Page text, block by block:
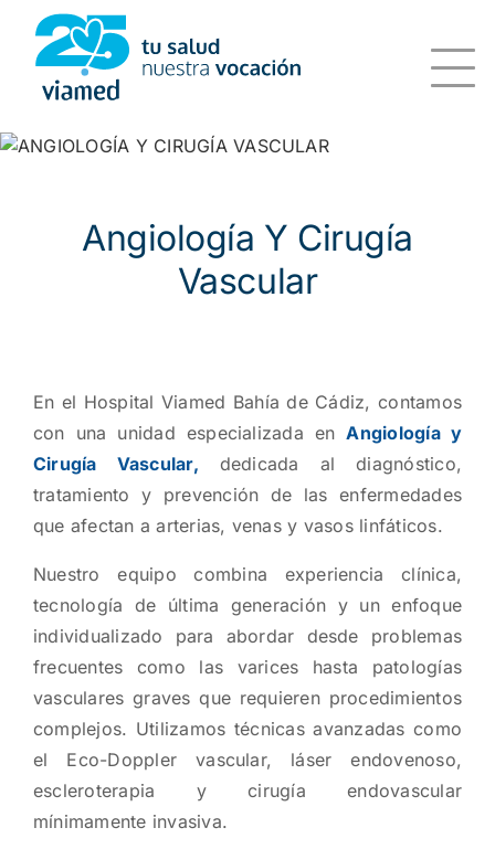
Saltar
contenido
Angiología Y Cirugía
Vascular
En el Hospital Viamed Bahía de Cádiz, contamos
con una unidad especializada enAngiología y
Cirugía Vascular, dedicada al diagnóstico,
tratamiento y prevención de las enfermedades
que afectan a arterias, venas y vasos linfáticos.
Nuestro equipo combina experiencia clínica,
tecnología de última generación y un enfoque
individualizado para abordar desde problemas
frecuentes como las varices hasta patologías
vasculares graves que requieren procedimientos
complejos. Utilizamos técnicas avanzadas como
el Eco-Doppler vascular, láser endovenoso,
escleroterapia y cirugía endovascular
mínimamente invasiva.